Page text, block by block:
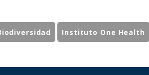
Instituto One Health